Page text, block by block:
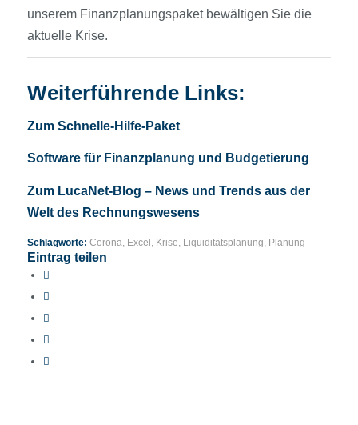
unserem Finanzplanungspaket bewältigen Sie die
aktuelle Krise.
Weiterführende Links:
Zum Schnelle-Hilfe-Paket
Software für Finanzplanung und Budgetierung
Zum LucaNet-Blog – News und Trends aus der
Welt des Rechnungswesens
Schlagworte: Corona Excel Krise Liquiditätsplanung Planung
Eintrag teilen